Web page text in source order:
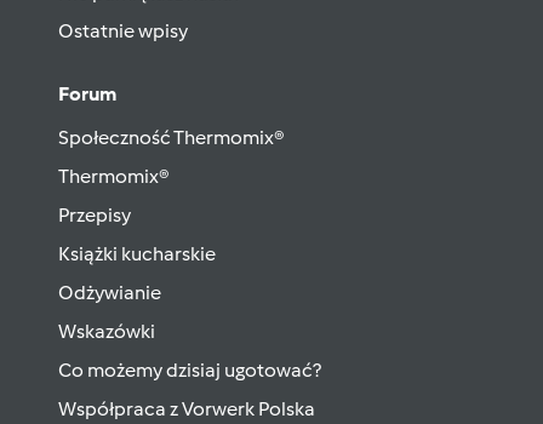
Ostatnie wpisy
Forum
Społeczność Thermomix®
Thermomix®
Przepisy
Książki kucharskie
Odżywianie
Wskazówki
Co możemy dzisiaj ugotować?
Współpraca z Vorwerk Polska